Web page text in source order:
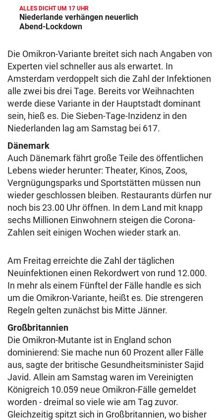
ALLES DICHT UM 17 UHR
Niederlande verhängen neuerlich
Abend-Lockdown
Die Omikron-Variante breitet sich nach Angaben von
Experten viel schneller aus als erwartet. In
Amsterdam verdoppelt sich die Zahl der Infektionen
alle zwei bis drei Tage. Bereits vor Weihnachten
werde diese Variante in der Hauptstadt dominant
sein, hieß es. Die Sieben-Tage-Inzidenz in den
Niederlanden lag am Samstag bei 617.
Dänemark
Auch Dänemark fährt große Teile des öffentlichen
Lebens wieder herunter: Theater, Kinos, Zoos,
Vergnügungsparks und Sportstätten müssen nun
wieder geschlossen bleiben. Restaurants dürfen nur
noch bis 23.00 Uhr öffnen. In dem Land mit knapp
sechs Millionen Einwohnern steigen die Corona-
Zahlen seit einigen Wochen wieder stark an.
Am Freitag erreichte die Zahl der täglichen
Neuinfektionen einen Rekordwert von rund 12.000.
In mehr als einem Fünftel der Fälle handle es sich
um die Omikron-Variante, heißt es. Die strengeren
Regeln gelten zunächst bis Mitte Jänner.
Großbritannien
Die Omikron-Mutante ist in England schon
dominierend: Sie mache nun 60 Prozent aller Fälle
aus, sagte der britische Gesundheitsminister Sajid
Javid. Allein am Samstag waren im Vereinigten
Königreich 10.059 neue Omikron-Fälle gemeldet
worden - dreimal so viele wie am Tag zuvor.
Gleichzeitig spitzt sich in Großbritannien, wo bisher